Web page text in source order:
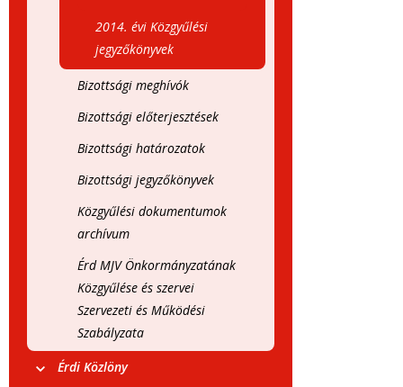
2014. évi Közgyűlési
jegyzőkönyvek
Bizottsági meghívók
Bizottsági előterjesztések
Bizottsági határozatok
Bizottsági jegyzőkönyvek
Közgyűlési dokumentumok
archívum
Érd MJV Önkormányzatának
Közgyűlése és szervei
Szervezeti és Működési
Szabályzata
Érdi Közlöny